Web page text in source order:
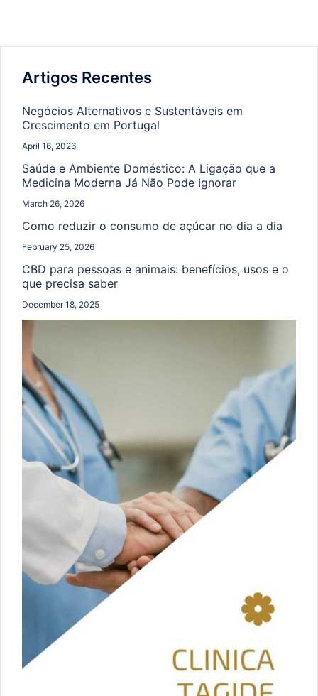
Artigos Recentes
Negócios Alternativos e Sustentáveis em
Crescimento em Portugal
April 16, 2026
Saúde e Ambiente Doméstico: A Ligação que a
Medicina Moderna Já Não Pode Ignorar
March 26, 2026
Como reduzir o consumo de açúcar no dia a dia
February 25, 2026
CBD para pessoas e animais: benefícios, usos e o
que precisa saber
December 18, 2025